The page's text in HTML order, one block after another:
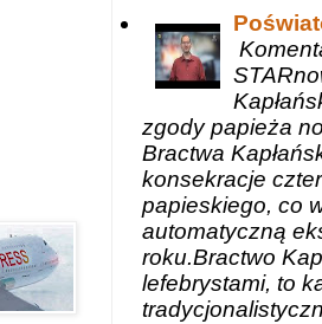
zgody papieża
Bractwa
konsekracje
papieskiego, co
automatyczną
roku.Bractwo
lefebrystami, to